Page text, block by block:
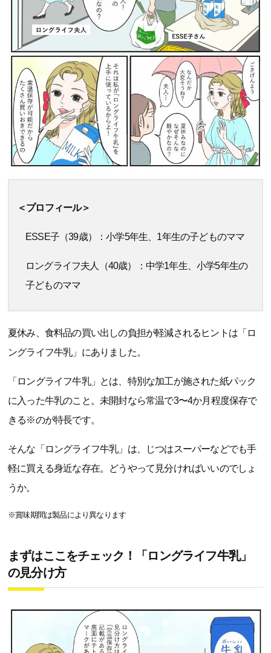
＜プロフィール＞
ESSE子（39歳）：小学5年生、1年生の子どものママ
ロングライフ夫人（40歳）：中学1年生、小学5年生の
子どものママ
夏休み、食料品の買い出しの負担が軽減されるヒントは「ロ
ングライフ牛乳」にありました。
「ロングライフ牛乳」とは、特別な加工が施された紙パック
に入った牛乳のこと。未開封なら常温で3〜4か月程度保存で
きる※のが特長です。
そんな「ロングライフ牛乳」は、じつはスーパーなどでも手
軽に買える身近な存在。どうやって見分ければいいのでしょ
うか。
※賞味期間は製品により異なります
まずはここをチェック！「ロングライフ牛乳」
の見分け方